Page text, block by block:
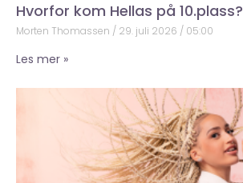
Hvorfor kom Hellas på 10.plass?
Morten Thomassen 29. juli 2026 05:00
Les mer »